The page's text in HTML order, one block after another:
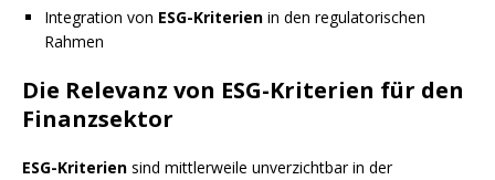
Integration von ESG-Kriterien in den regulatorischen
Rahmen
Die Relevanz von ESG-Kriterien für den
Finanzsektor
ESG-Kriterien sind mittlerweile unverzichtbar in der